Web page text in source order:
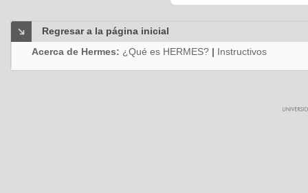
Regresar a la página inicial
Acerca de Hermes: ¿Qué es HERMES? | Instructivos